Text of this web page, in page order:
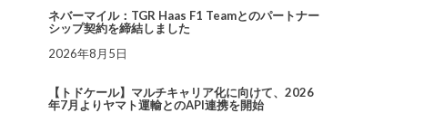
ネバーマイル：TGR Haas F1 Teamとのパートナー
シップ契約を締結しました
2026年8月5日
【トドケール】マルチキャリア化に向けて、2026
年7月よりヤマト運輸とのAPI連携を開始